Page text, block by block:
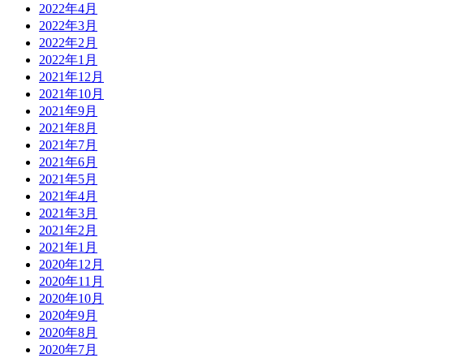
2022年4月
2022年3月
2022年2月
2022年1月
2021年12月
2021年10月
2021年9月
2021年8月
2021年7月
2021年6月
2021年5月
2021年4月
2021年3月
2021年2月
2021年1月
2020年12月
2020年11月
2020年10月
2020年9月
2020年8月
2020年7月